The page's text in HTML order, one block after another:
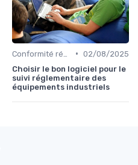
• 02/08/2025
Choisir le bon logiciel pour le
suivi réglementaire des
équipements industriels